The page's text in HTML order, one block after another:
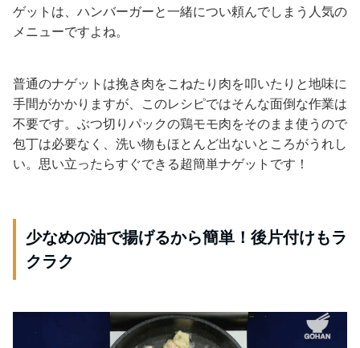
ゲットは、ハンバーガーと一緒につい頼んでしまう人気の
メニューですよね。
普通のナゲットは挽き肉をこねたり肉を叩いたりと地味に
手間がかかりますが、このレシピではそんな面倒な作業は
不要です。ぶつ切りパックの鶏モモ肉をそのまま使うので
包丁は必要なく、洗い物もほとんど出ないところがうれし
い。思い立ったらすぐできる超簡単ナゲットです！
少なめの油で揚げるから簡単！後片付けもラ
クラク